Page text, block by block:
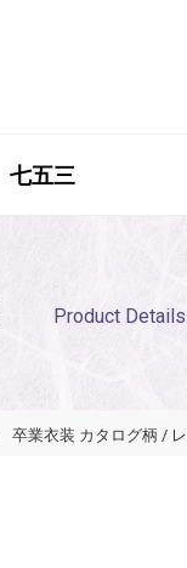
七五三
Product Details
卒業衣装 カタログ柄 /